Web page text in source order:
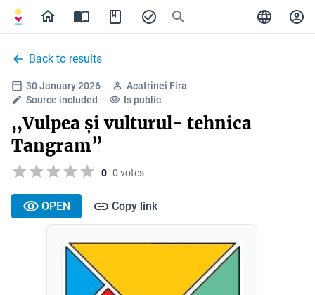
Back to results
30 January 2026
Acatrinei Fira
Source included
Is public
,,Vulpea și vulturul- tehnica
Tangram”
0 0 votes
OPEN Copy link